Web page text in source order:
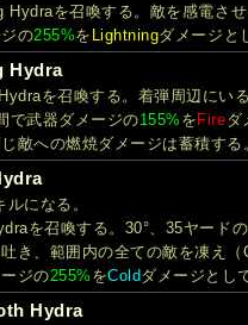
Hydraを召喚する。敵を感電さ
の255%を Lightningダメージと
Hydra
を召喚する。着弾周辺にい
で武器ダメージの155% をFireダ
敵への燃焼ダメージは蓄積する
ルになる。
を召喚する。30°、35ヤード
き、範囲内の全ての敵を凍え（
ジの255% をColdダメージとし
Hydra